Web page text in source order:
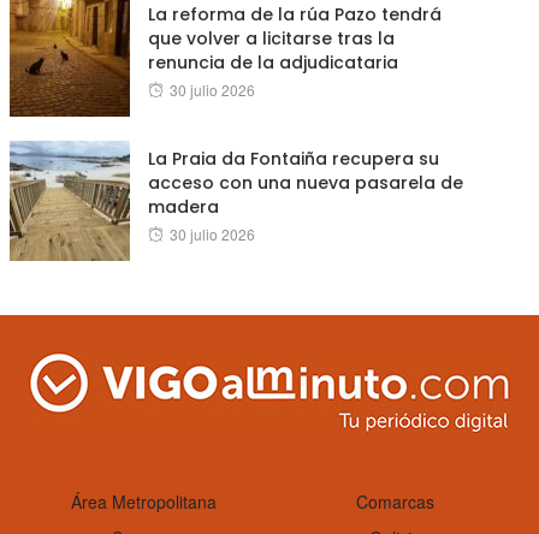
La reforma de la rúa Pazo tendrá
que volver a licitarse tras la
renuncia de la adjudicataria
Posted
30 julio 2026
La Praia da Fontaiña recupera su
acceso con una nueva pasarela de
madera
Posted
30 julio 2026
Área Metropolitana
Comarcas